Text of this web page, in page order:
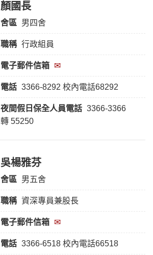
顏國長
舍區 男四舍
職稱 行政組員
電子郵件信箱 ✉
電話 3366-8292 校內電話68292
夜間假日保全人員電話 3366-3366
轉 55250
吳楊雅芬
舍區 男五舍
職稱 資深專員兼股長
電子郵件信箱 ✉
電話 3366-6518 校內電話66518